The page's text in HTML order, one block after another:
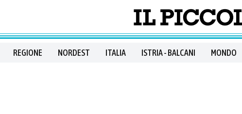
REGIONE NORDEST ITALIA ISTRIA - BALCANI MONDO